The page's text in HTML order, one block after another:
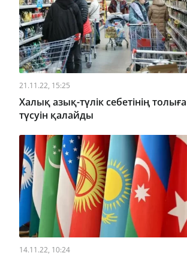
21.11.22, 15:25
Халық азық-түлік себетінің толыға
түсуін қалайды
14.11.22, 10:24